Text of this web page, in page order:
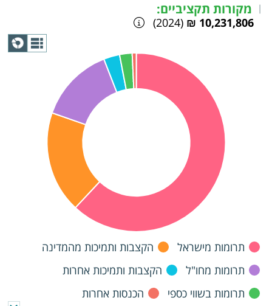
| מקורות תקציביים:
10,231,806 ₪
(2024)
תרומות מישראל
הקצבות ותמיכות מהמדינה
תרומות מחו"ל
הקצבות ותמיכות אחרות
תרומות בשווי כספי
הכנסות אחרות